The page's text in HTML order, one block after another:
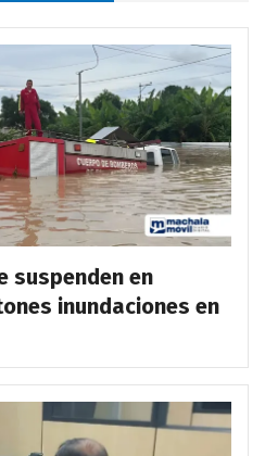
suspenden en
inundaciones en